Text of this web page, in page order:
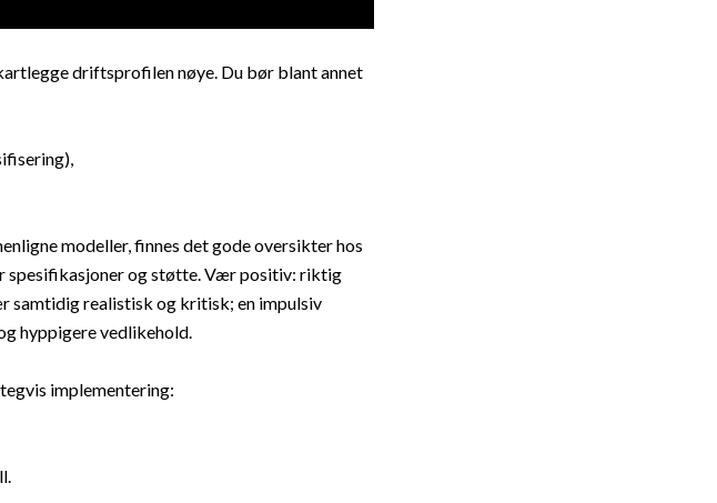
driftsprofilen nøye. Du bør blant annet
modeller, finnes det gode oversikter hos
spesifikasjoner og støtte. Vær positiv: riktig
realistisk og kritisk; en impulsiv
hyppigere vedlikehold.
implementering: